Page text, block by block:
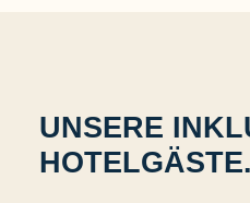
UNSERE
HOTELGÄSTE.